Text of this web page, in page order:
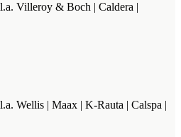
Villeroy & Boch | Caldera |
Wellis | Maax | K-Rauta | Calspa |